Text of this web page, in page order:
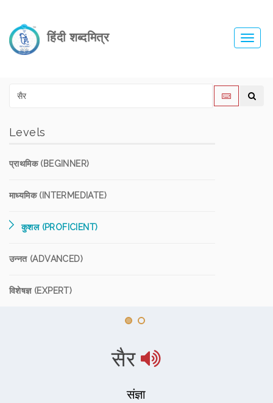
हिंदी शब्दमित्र
Levels
प्राथमिक (BEGINNER)
माध्यमिक (INTERMEDIATE)
कुशल (PROFICIENT)
उन्नत (ADVANCED)
विशेषज्ञ (EXPERT)
सैर
संज्ञा